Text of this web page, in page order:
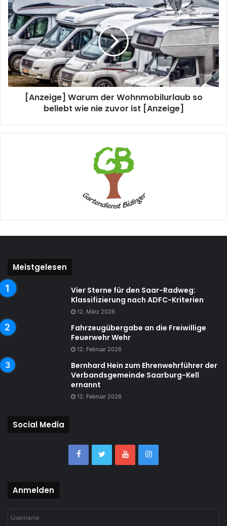
[Anzeige] Warum der Wohnmobilurlaub so
beliebt wie nie zuvor ist [Anzeige]
Meistgelesen
Vier Sterne für den Saar-Radweg:
Klassifizierung nach ADFC-Kriterien
12. März 2026
Fahrzeugübergabe an die Freiwillige
Feuerwehr Wehr
12. Februar 2026
Bernhard Hein zum Ehrenwehrführer der
Verbandsgemeinde Saarburg-Kell
ernannt
12. Februar 2026
Social Media
Anmelden